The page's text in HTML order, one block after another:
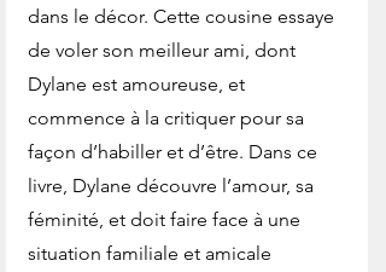
dans le décor. Cette cousine essaye
de voler son meilleur ami, dont
Dylane est amoureuse, et
commence à la critiquer pour sa
façon d’habiller et d’être. Dans ce
livre, Dylane découvre l’amour, sa
féminité, et doit faire face à une
situation familiale et amicale